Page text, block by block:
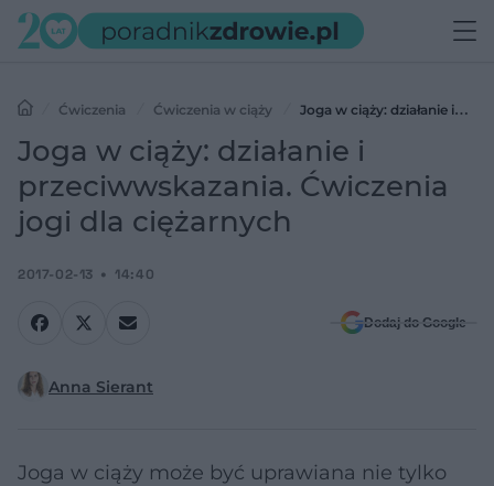
Ćwiczenia Ćwiczenia w ciąży
Joga w ciąży: działanie i
przeciwwskazania. Ćwiczenia jogi dla ciężarnych
Joga w ciąży: działanie i
przeciwwskazania. Ćwiczenia
jogi dla ciężarnych
2017-02-13 14:40
Dodaj do Google
Anna Sierant
Joga w ciąży może być uprawiana nie tylko